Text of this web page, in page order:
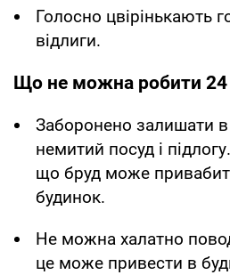
Голосно цвірінькають
відлиги.
Що не можна робити 24
Заборонено залишати в
немитий посуд і
що бруд може
будинок.
Не можна халатно
це може привести в